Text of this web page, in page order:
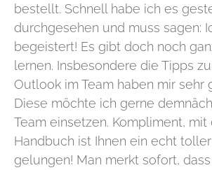
bestellt. Schnell habe ich es
durchgesehen und muss sagen:
begeistert! Es gibt doch noch
lernen. Insbesondere die Tipps
Outlook im Team haben mir sehr
Diese möchte ich gerne
Team einsetzen. Kompliment, mit
Handbuch ist Ihnen ein echt
gelungen! Man merkt sofort,